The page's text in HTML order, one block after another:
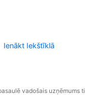
Ienākt Iekštīklā
vadošais